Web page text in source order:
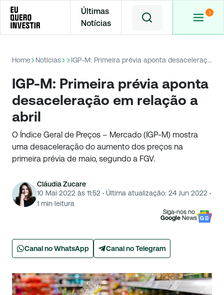
Últimas
Notícias
Home Notícias IGP-M: Primeira prévia aponta desaceleração em relação a abril
IGP-M: Primeira prévia aponta
desaceleração em relação a
abril
O Índice Geral de Preços – Mercado (IGP-M) mostra
uma desaceleração do aumento dos preços na
primeira prévia de maio, segundo a FGV.
Cláudia Zucare
10 Mai 2022 às 11:52 · Última atualização: 24 Jun 2022 ·
1 min leitura
Siga-nos no
Google News
Canal no WhatsApp Canal no Telegram